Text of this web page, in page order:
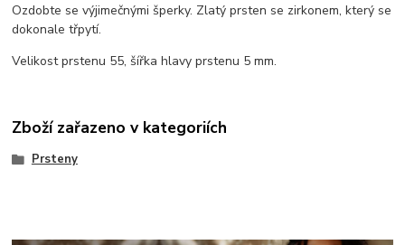
Ozdobte se výjimečnými šperky. Zlatý prsten se zirkonem, který se
dokonale třpytí.
Velikost prstenu 55, šířka hlavy prstenu 5 mm.
Zboží zařazeno v kategoriích
Prsteny